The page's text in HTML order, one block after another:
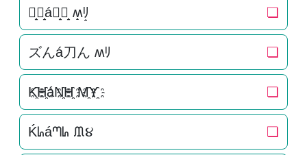
ズ̝ん̝á刀̝ん̝ ʍ̝ﾘ̝ ❏
ズんá刀ん ʍﾘ ❏
K҈H҈áN҈H҈ M҈Y҈ ❏
Ḱᖺáᘉᖺ ᙢ૪ ❏